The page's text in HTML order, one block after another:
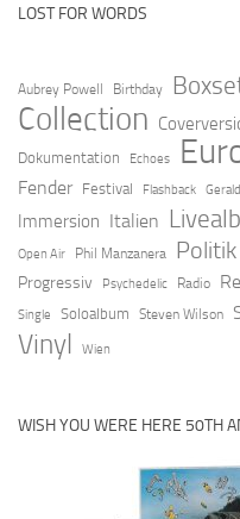
LOST FOR WORDS
Aubrey Powell Birthday
Collection
Dokumentation Echoes
Fender Festival Flashback
Immersion Italien
Open Air Phil Manzanera Politik
Progressiv Psychedelic Radio
Single Soloalbum Steven Wilson
Vinyl Wien
WISH YOU WERE HERE 50TH